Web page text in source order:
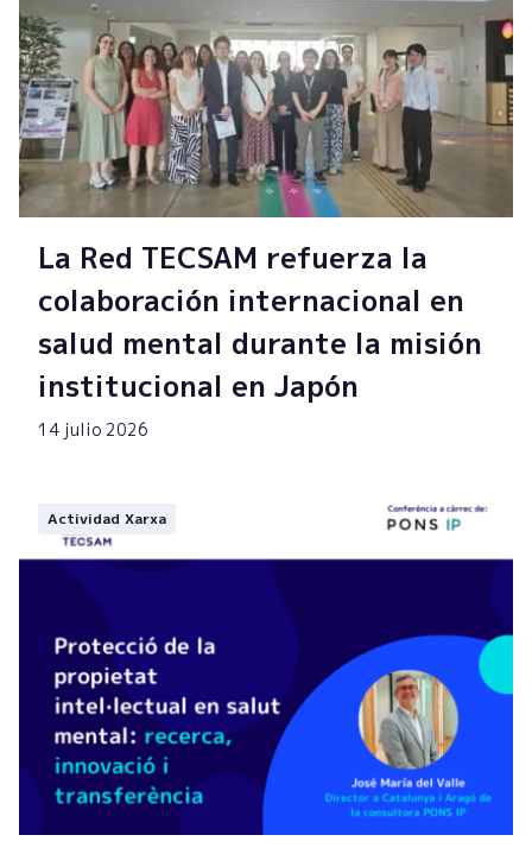
La Red TECSAM refuerza la
colaboración internacional en
salud mental durante la misión
institucional en Japón
14 julio 2026
Actividad Xarxa